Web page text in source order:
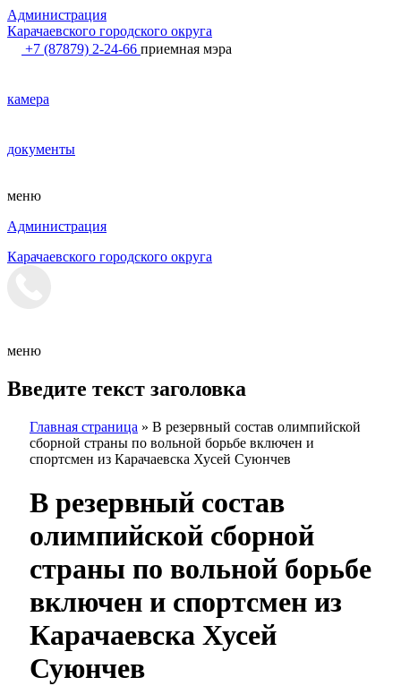
Администрация
Карачаевского городского округа
+7 (87879) 2-24-66 приемная мэра
камера
документы
меню
Администрация
Карачаевского городского округа
меню
Введите текст заголовка
Главная страница » В резервный состав олимпийской
сборной страны по вольной борьбе включен и
спортсмен из Карачаевска Хусей Суюнчев
В резервный состав
олимпийской сборной
страны по вольной борьбе
включен и спортсмен из
Карачаевска Хусей
Суюнчев